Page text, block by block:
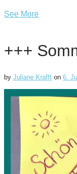
See More
+++
by Juliane Krafft on 6.